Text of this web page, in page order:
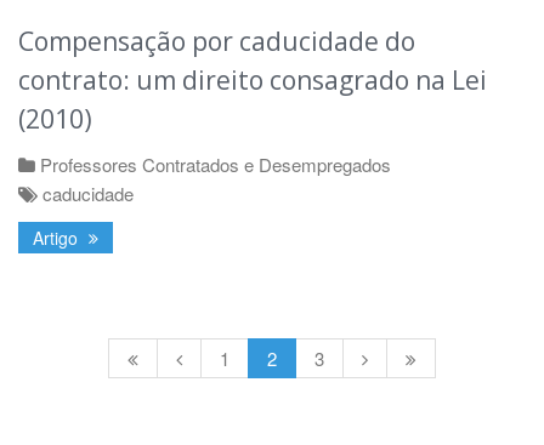
Compensação por caducidade do
contrato: um direito consagrado na Lei
(2010)
Professores Contratados e Desempregados
caducidade
Artigo
1 2 3